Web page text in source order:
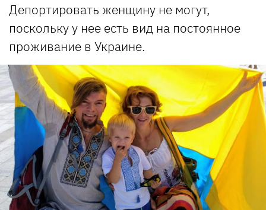
Депортировать женщину не могут,
поскольку у нее есть вид на постоянное
проживание в Украине.